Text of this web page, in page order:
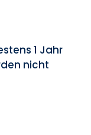
1 Jahr
nicht